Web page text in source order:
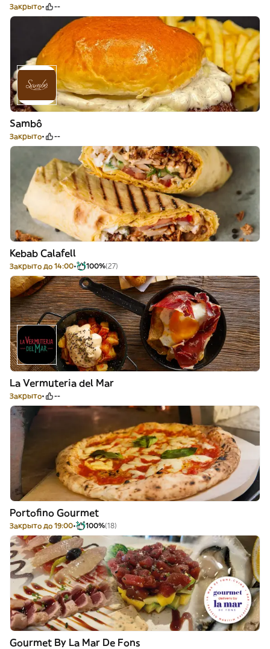
Закрыто --
Sambô
Закрыто --
Kebab Calafell
Закрыто до 14:00 100%(27)
La Vermuteria del Mar
Закрыто --
Portofino Gourmet
Закрыто до 19:00 100%(18)
Gourmet By La Mar De Fons